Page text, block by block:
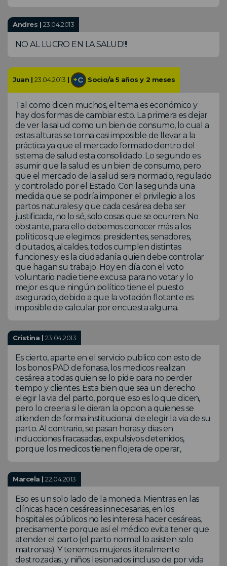
Andres | 23.04.2013
NO AL LUCRO EN LA SALUD!!!
Juan | 23.04.2013 | Socio/a 5 años y 2 meses
Tal como dicen muchos, el tema es económico y
hay dos formas de cambiar esto. La primera es dejar
de ver la salud como un bien de consumo, lo cual a
estas alturas se torna casi imposible de llevar a la
práctica ya que el mercado formado dentro del
sistema de salud esta consolidado. Lo segundo es
asumir que la salud es un bien de consumo, pero
que el mercado de la salud sera normado, regulado
y controlado por el Estado. Con la segunda una
medida que se podría imponer el privilegio a los
partos naturales y que cada cesárea deba ser
justificada, no lo sé, solo cosas que se ocurren. No
obstante, para ello debemos conocer más a los
políticos que elegimos: presidentes, senadores,
diputados, alcaldes, todos cumplen distintas
funciones y es la ciudadanía quien debe controlar
que hagan su trabajo. Hoy en día con el voto
voluntario nadie tiene excusa para no votar y lo
mejor es que ningún político tiene el puesto
asegurado, debido a que la votación flotante es
imposible de calcular por encuesta alguna.
Cristina | 23.04.2013
Es cierto, aparte en el servicio publico con esto de
los bonos PAD de fonasa, los medicos realizan
cesárea a todas quien se lo pide para no perder
tiempo y clientes. Esta bien que sea un derecho
elegir la via del parto, porque eso es lo que dicen,
pero lo creeria si le dieran la opcion a quienes se
atienden de forma institucional de elegir la via de su
parto. Al contrario, se pasan horas y dias en
inducciones fracasadas, expulsivos detenidos,
porque los medicos tienen flojera de operar,
Marcela |22.04.2013
Eso es un solo lado de la moneda. Mientras en las
clínicas hacen cesáreas innecesarias, en los
hospitales públicos no les interesa hacer cesáreas,
precisamente porque así el médico evita tener que
atender el parto (el parto normal lo asisten solo
matronas). Y tenemos mujeres literalmente
destrozadas, y niños lesionados incluso de por vida